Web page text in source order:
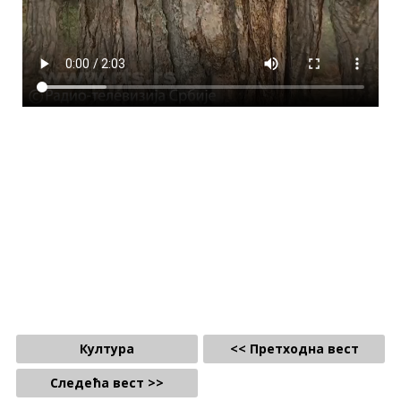
Култура
<< Претходна вест
Следећа вест >>